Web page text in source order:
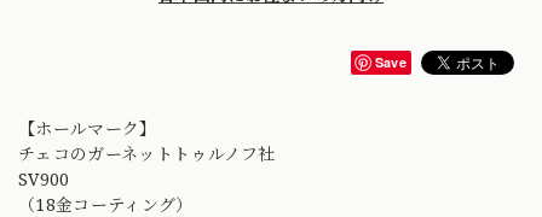
Save
【ホールマーク】
チェコのガーネットトゥルノフ社
SV900
（18金コーティング）